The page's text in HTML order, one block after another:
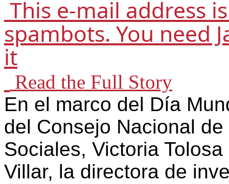
spambots. You need
it
Read the Full Story
En el marco del Día
del Consejo Nacional
Sociales, Victoria
Villar, la directora de